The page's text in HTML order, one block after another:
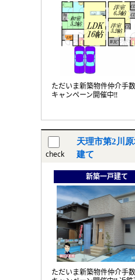
ただいま新築物件仲介手
キャンペーン開催中!!
check
天理市第2川
建て
新築一戸建て
ただいま新築物件仲介手